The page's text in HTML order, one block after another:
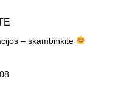
– skambinkite